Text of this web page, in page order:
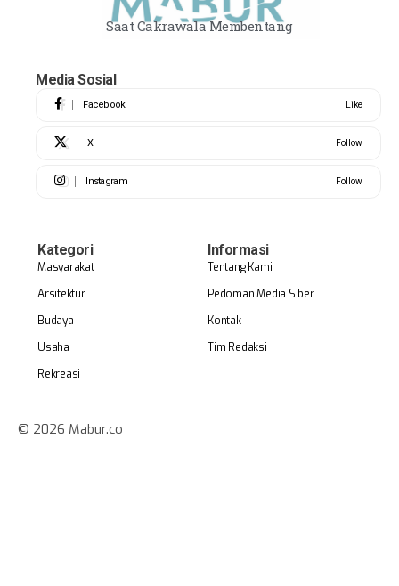
Saat Cakrawala Membentang
Media Sosial
Facebook Like
X Follow
Instagram Follow
Kategori
Masyarakat
Arsitektur
Budaya
Usaha
Rekreasi
Informasi
Tentang Kami
Pedoman Media Siber
Kontak
Tim Redaksi
© 2026 Mabur.co